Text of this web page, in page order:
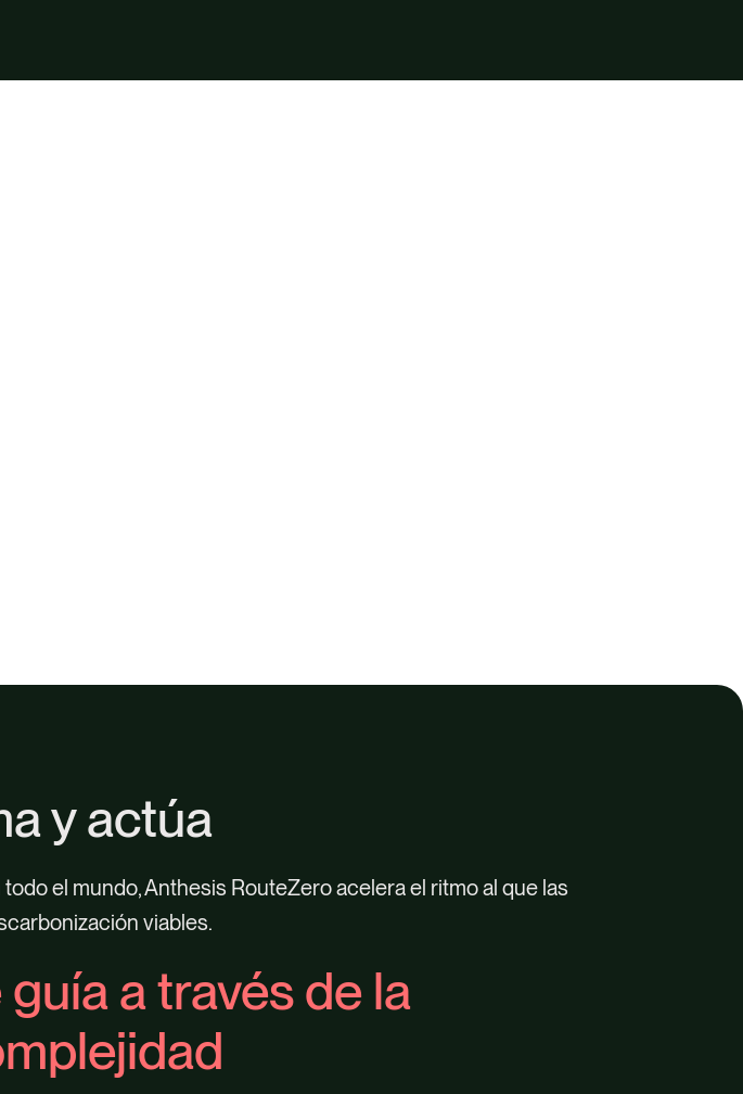
y actúa
el mundo, Anthesis RouteZero acelera el ritmo al que las
viables.
guía a través de la